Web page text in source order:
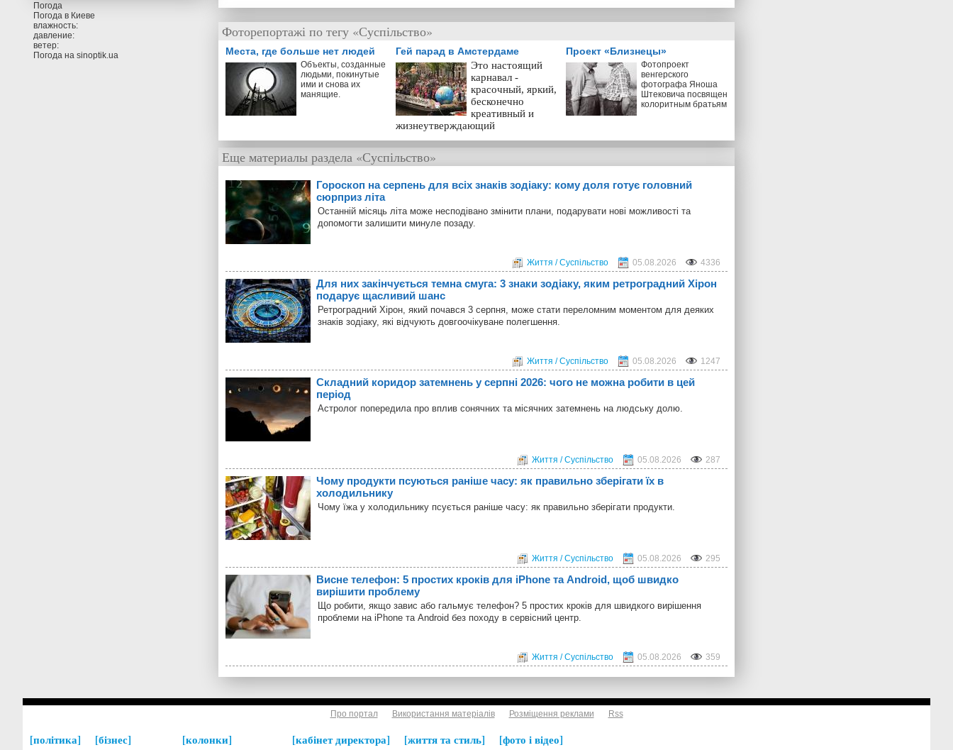
Фоторепортажі по тегу «Суспільство»
Места, где больше нет людей
Объекты, созданные
людьми, покинутые
ими и снова их
манящие.
Гей парад в Амстердаме
Это настоящий
карнавал -
красочный, яркий,
бесконечно
креативный и
жизнеутверждающий
Проект «Близнецы»
Фотопроект
венгерского
фотографа Яноша
Штековича посвящен
колоритным братьям
Еще материалы раздела «Суспільство»
Гороскоп на серпень для всіх знаків зодіаку: кому доля готує головний
сюрприз літа
Останній місяць літа може несподівано змінити плани, подарувати нові можливості та
допомогти залишити минуле позаду.
Життя / Суспільство 05.08.2026 4336
Для них закінчується темна смуга: 3 знаки зодіаку, яким ретроградний Хірон
подарує щасливий шанс
Ретроградний Хірон, який почався 3 серпня, може стати переломним моментом для деяких
знаків зодіаку, які відчують довгоочікуване полегшення.
Життя / Суспільство 05.08.2026 1247
Складний коридор затемнень у серпні 2026: чого не можна робити в цей
період
Астролог попередила про вплив сонячних та місячних затемнень на людську долю.
Життя / Суспільство 05.08.2026 287
Чому продукти псуються раніше часу: як правильно зберігати їх в
холодильнику
Чому їжа у холодильнику псується раніше часу: як правильно зберігати продукти.
Життя / Суспільство 05.08.2026 295
Висне телефон: 5 простих кроків для iPhone та Android, щоб швидко
вирішити проблему
Що робити, якщо завис або гальмує телефон? 5 простих кроків для швидкого вирішення
проблеми на iPhone та Android без походу в сервісний центр.
Життя / Суспільство 05.08.2026 359
Погода
Погода в Киеве
влажность:
давление:
ветер:
Погода на sinoptik.ua
Про портал Використання матеріалів Розміщення реклами Rss
політика бізнес колонки кабінет директора життя та стиль фото і відео